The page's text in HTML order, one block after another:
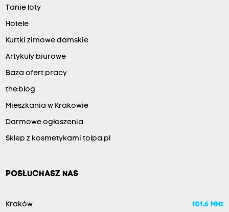
Tanie loty
Hotele
Kurtki zimowe damskie
Artykuły biurowe
Baza ofert pracy
the:blog
Mieszkania w Krakowie
Darmowe ogłoszenia
Sklep z kosmetykami tolpa.pl
POSŁUCHASZ NAS
Kraków 101.6 MHz